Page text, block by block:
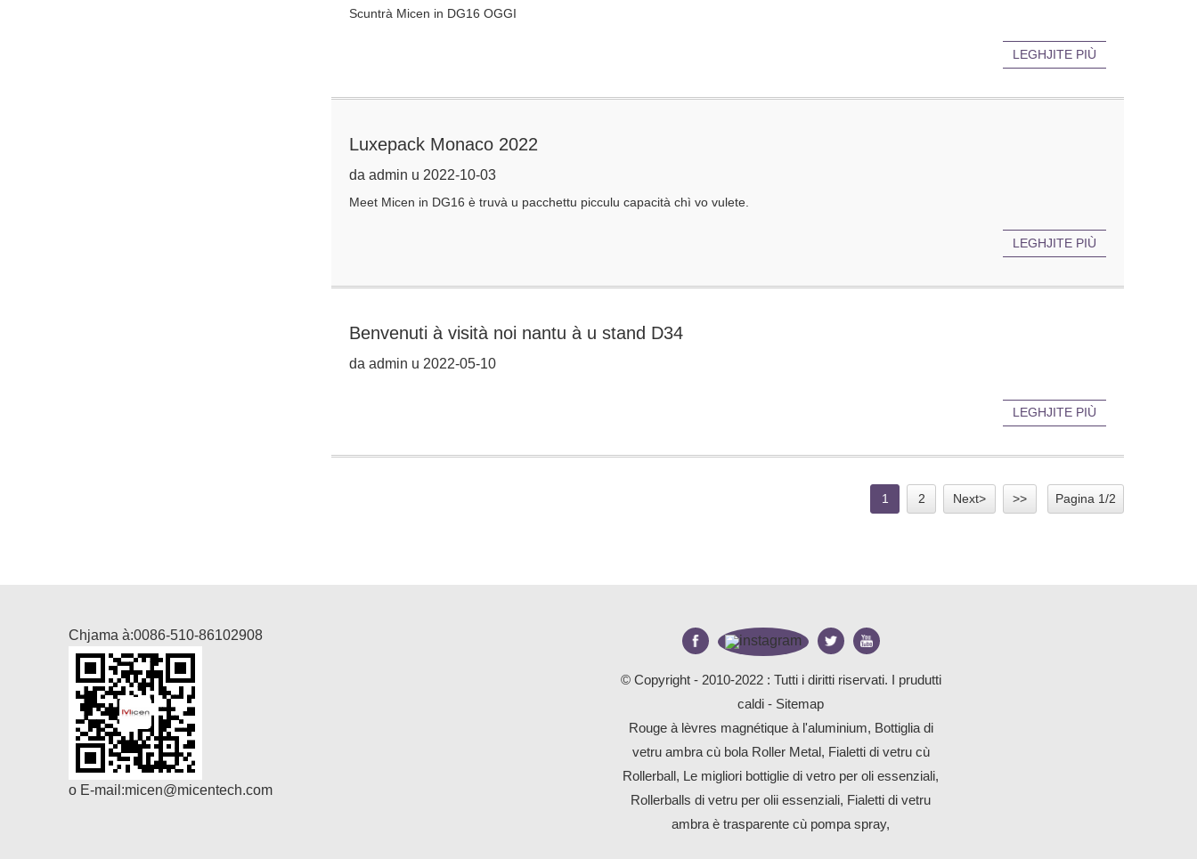
Scuntrà Micen in DG16 OGGI
LEGHJITE PIÙ
Luxepack Monaco 2022
da admin u 2022-10-03
Meet Micen in DG16 è truvà u pacchettu picculu capacità chì vo vulete.
LEGHJITE PIÙ
Benvenuti à visità noi nantu à u stand D34
da admin u 2022-05-10
LEGHJITE PIÙ
1 2 Next> >> Pagina 1/2
Chjama à:0086-510-86102908
o E-mail:micen@micentech.com
© Copyright - 2010-2022 : Tutti i diritti riservati. I prudutti
caldi - Sitemap
Rouge à lèvres magnétique à l'aluminium, Bottiglia di
vetru ambra cù bola Roller Metal, Fialetti di vetru cù
Rollerball, Le migliori bottiglie di vetro per oli essenziali,
Rollerballs di vetru per olii essenziali, Fialetti di vetru
ambra è trasparente cù pompa spray,